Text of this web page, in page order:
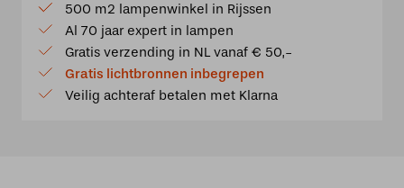
Bolzano
15
-
p39
aantal
500 m2 lampenwinkel in Rijssen
Al 70 jaar expert in lampen
Gratis verzending in NL vanaf € 50,-
Gratis lichtbronnen inbegrepen
Veilig achteraf betalen met Klarna